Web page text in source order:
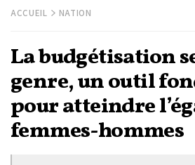
ACCUEIL NATION
La budgétisation
genre, un outil
pour atteindre
femmes-hommes